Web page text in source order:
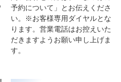
予約について」とお伝えくださ
い。※お客様専用ダイヤルとな
ります。営業電話はお控えいた
だきますようお願い申し上げま
す。